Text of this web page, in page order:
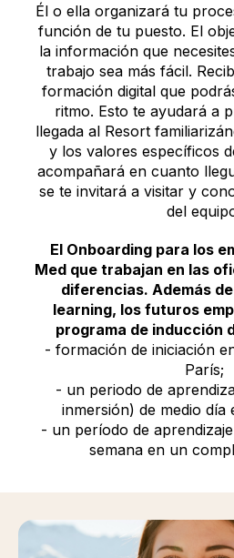
Él o ella organizará tu
función de tu puesto. El
la información que
trabajo sea más fácil.
formación digital que
ritmo. Esto te ayudará a
llegada al Resort
y los valores específicos
acompañará en cuanto
se te invitará a visitar y
del
El Onboarding para los
Med que trabajan en las
diferencias. Además
learning, los futuros
programa de inducción
- formación de iniciación
París;
- un periodo de
inmersión) de medio día
- un período de
semana en un